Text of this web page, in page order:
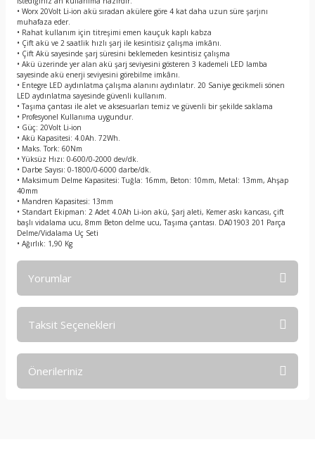
• Worx 20Volt Li-ion akü sıradan akülere göre 4 kat daha uzun süre şarjını
muhafaza eder.
• Rahat kullanım için titreşimi emen kauçuk kaplı kabza
• Çift akü ve 2 saatlik hızlı şarj ile kesintisiz çalışma imkânı.
• Çift Akü sayesinde şarj süresini beklemeden kesintisiz çalışma
• Akü üzerinde yer alan akü şarj seviyesini gösteren 3 kademeli LED lamba
sayesinde akü enerji seviyesini görebilme imkânı.
• Entegre LED aydınlatma çalışma alanını aydınlatır. 20 Saniye gecikmeli sönen
LED aydınlatma sayesinde güvenli kullanım.
• Taşıma çantası ile alet ve aksesuarları temiz ve güvenli bir şekilde saklama
• Profesyonel Kullanıma uygundur.
• Güç: 20Volt Li-ion
• Akü Kapasitesi: 4.0Ah. 72Wh.
• Maks. Tork: 60Nm
• Yüksüz Hızı: 0-600/0-2000 dev/dk.
• Darbe Sayısı: 0-1800/0-6000 darbe/dk.
• Maksimum Delme Kapasitesi: Tuğla: 16mm, Beton: 10mm, Metal: 13mm, Ahşap
40mm
• Mandren Kapasitesi: 13mm
• Standart Ekipman: 2 Adet 4.0Ah Li-ion akü, Şarj aleti, Kemer askı kancası, çift
başlı vidalama ucu, 8mm Beton delme ucu, Taşıma çantası. DA01903 201 Parça
Delme/Vidalama Uç Seti
• Ağırlık: 1,90 Kg
Yorumlar
Taksit Seçenekleri
Önerileriniz